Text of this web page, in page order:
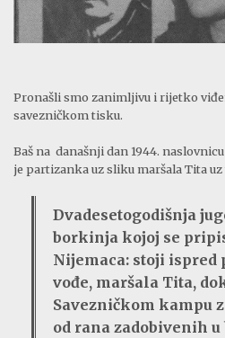
Pronašli smo zanimljivu i rijetko
savezničkom tisku.
Baš na današnji dan 1944.
je partizanka uz sliku maršala Tita
Dvadesetogodišnja
borkinja kojoj se
Nijemaca: stoji ispred
vođe, maršala Tita,
Savezničkom kampu
od rana zadobivenih u